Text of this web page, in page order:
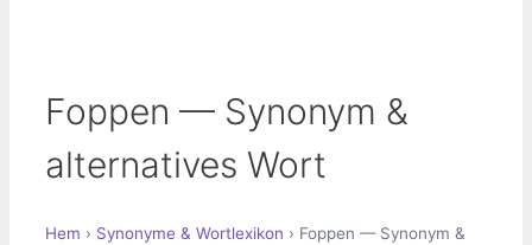
Foppen — Synonym &
alternatives Wort
Hem › Synonyme & Wortlexikon › Foppen — Synonym &